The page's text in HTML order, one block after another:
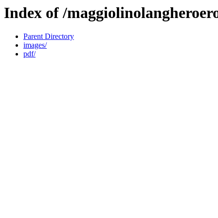
Index of /
Parent Directory
images/
pdf/